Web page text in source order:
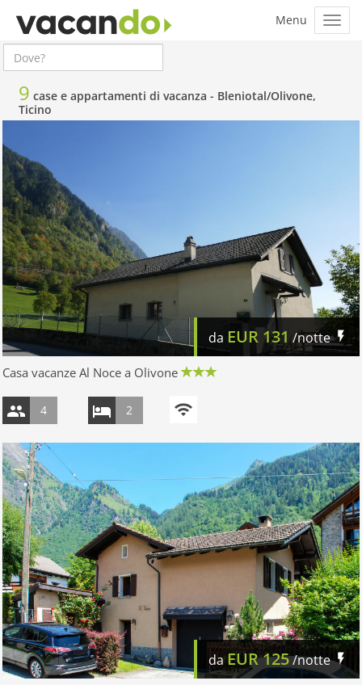
9 case e appartamenti di vacanza - Bleniotal/Olivone,
Ticino
da EUR 131 /notte
Casa vacanze Al Noce a Olivone
4 2
daEUR125/notte